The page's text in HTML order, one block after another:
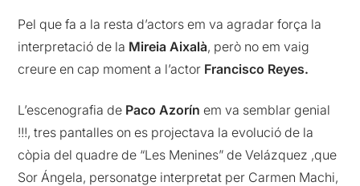
Pel que fa a la resta d’actors em va agradar força la
interpretació de la Mireia Aixalà, però no em vaig
creure en cap moment a l’actor Francisco Reyes.
L’escenografia de Paco Azorín em va semblar genial
!!!, tres pantalles on es projectava la evolució de la
còpia del quadre de “Les Menines” de Velázquez ,que
Sor Ángela, personatge interpretat per Carmen Machi,